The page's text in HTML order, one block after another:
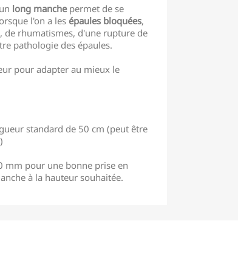
long manchepermet de se
l'on a les épaules bloquées,
de rhumatismes, d'une rupture de
pathologie des épaules.
pour adapter au mieux le
standard de 50 cm (peut être
mm pour une bonne prise en
à la hauteur souhaitée.